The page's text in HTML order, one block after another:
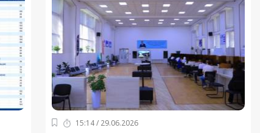
15:14 / 29.06.2026